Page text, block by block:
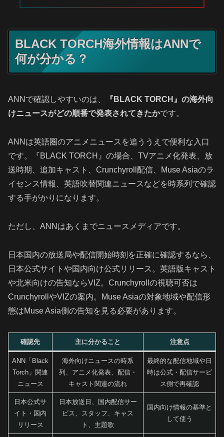
BLACK TORCH海外情報はANNで
何が分かる？
ANNで確認しやすいのは、
『BLACK TORCH』の海外向
けニュースがどの順番で発表されてきたかです。
ANNは英語圏のアニメニュースを追ううえで便利な入口
です。『BLACK TORCH』の場合、TVアニメ化発表、放
送時期、追加キャスト、Crunchyroll配信、Muse Asiaのラ
イセンス情報、英語吹替関連ニュースなどを時系列で確認
する手がかりになります。
ただし、ANNはあくまでニュースメディアです。
日本国内の放送局や配信開始時刻を正確に確認するなら、
日本公式サイトや国内向け公式リリース。英語版キャスト
や北米向けの告知ならVIZ。Crunchyrollの視聴可否は
CrunchyrollやVIZの案内。Muse Asiaの対象地域や配信形
態はMuse Asia側の告知を見る必要があります。
確認先 主に分かること 注意点
ANN「Black
Torch」関連
ニュース
海外向けニュースの時系
列、アニメ化発表、配信・
キャスト関連の流れ
最終的な配信地域や日
時は公式・配信サービ
ス側で再確認
日本公式サ
イト・国内
リリース
日本放送日、国内配信サー
ビス、スタッフ、キャス
ト、主題歌
国内向け情報の基準と
して使う